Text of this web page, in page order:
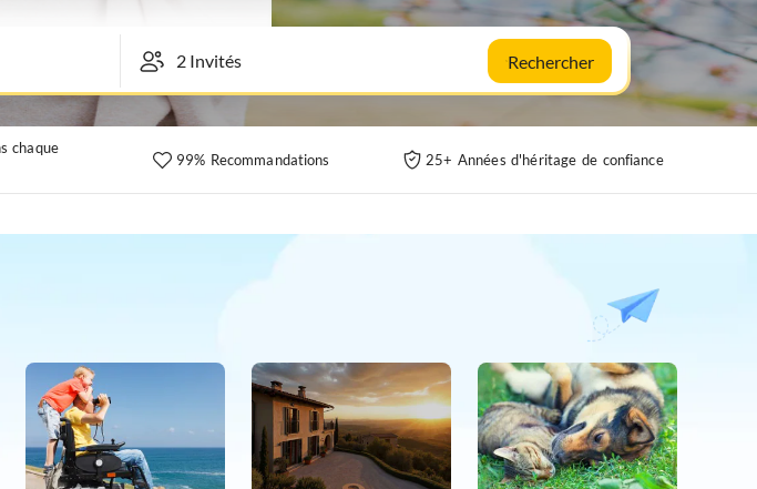
Rechercher
chaque
99% Recommandations 25+ Années d'héritage de confiance